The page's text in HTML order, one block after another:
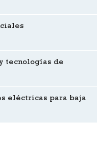
tecnologías de
eléctricas para baja